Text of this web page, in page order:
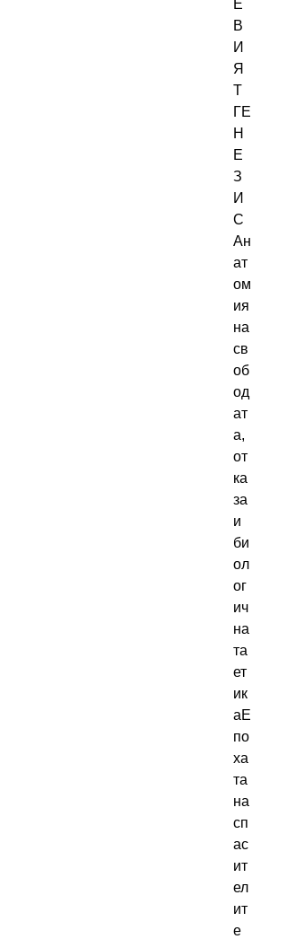
Е
В
И
Я
Т
ГЕ
Н
Е
З
И
С
Ан
ат
ом
ия
на
св
об
од
ат
а,
от
ка
за
и
би
ол
ог
ич
на
та
ет
ик
аЕ
по
ха
та
на
сп
ас
ит
ел
ит
е